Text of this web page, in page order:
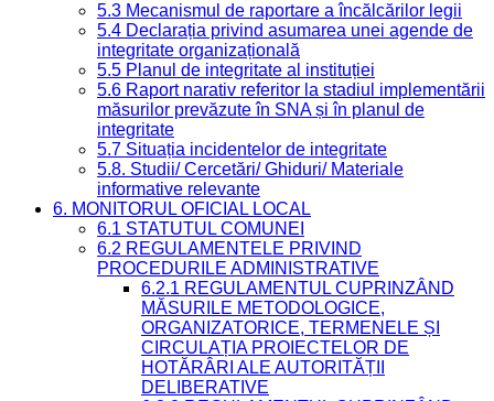
5.3 Mecanismul de raportare a încălcărilor legii
5.4 Declarația privind asumarea unei agende de
integritate organizațională
5.5 Planul de integritate al instituției
5.6 Raport narativ referitor la stadiul implementării
măsurilor prevăzute în SNA și în planul de
integritate
5.7 Situația incidentelor de integritate
5.8. Studii/ Cercetări/ Ghiduri/ Materiale
informative relevante
6. MONITORUL OFICIAL LOCAL
6.1 STATUTUL COMUNEI
6.2 REGULAMENTELE PRIVIND
PROCEDURILE ADMINISTRATIVE
6.2.1 REGULAMENTUL CUPRINZÂND
MĂSURILE METODOLOGICE,
ORGANIZATORICE, TERMENELE ȘI
CIRCULAȚIA PROIECTELOR DE
HOTĂRÂRI ALE AUTORITĂȚII
DELIBERATIVE